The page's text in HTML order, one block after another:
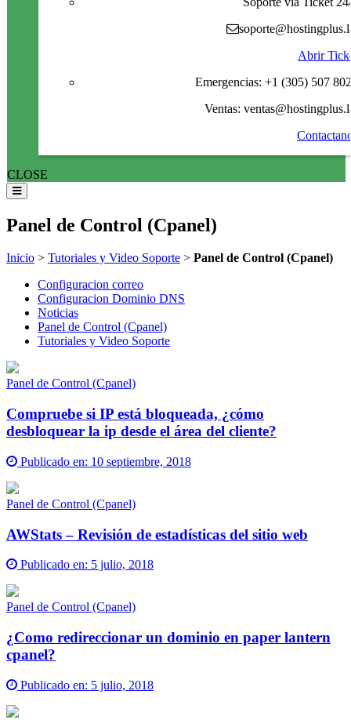
Abrir
Emergencias: +1 (305) 507
Ventas:
CLOSE
Panel de Control (Cpanel)
Inicio > Tutoriales y Video Soporte > Panel de Control (Cpanel)
Configuracion correo
Configuracion Dominio DNS
Noticias
Panel de Control (Cpanel)
Tutoriales y Video Soporte
Panel de Control (Cpanel)
Compruebe si IP está bloqueada, ¿cómo
desbloquear la ip desde el área del cliente?
Publicado en: 10 septiembre, 2018
Panel de Control (Cpanel)
AWStats – Revisión de estadísticas del sitio web
Publicado en: 5 julio, 2018
Panel de Control (Cpanel)
¿Como redireccionar un dominio en paper lantern
cpanel?
Publicado en: 5 julio, 2018